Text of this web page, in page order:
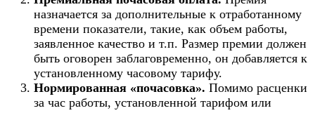
назначается за дополнительные к отработанному
времени показатели, такие, как объем работы,
заявленное качество и т.п. Размер премии должен
быть оговорен заблаговременно, он добавляется к
установленному часовому тарифу.
Нормированная «почасовка». Помимо расценки
за час работы, установленной тарифом или